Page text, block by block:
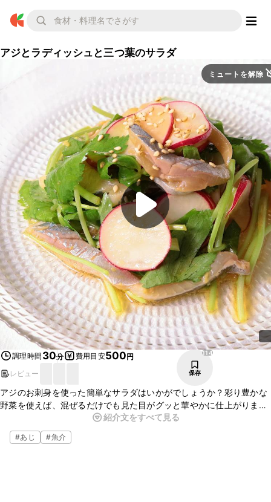
アジとラディッシュと三つ葉のサラダ
ミュートを解除
調理時間 30分 費用目安500円
レビュー
114
保存
アジのお刺身を使った簡単なサラダはいかがでしょうか？彩り豊かな
野菜を使えば、混ぜるだけでも見た目がグッと華やかに仕上がります
よ。ごま油ベースのドレッシングがアジの旨味を引き立てます。
ちょっとしたおもてなしやお酒のお供にぜひお試しください。
紹介文をすべて見る
#あじ #魚介